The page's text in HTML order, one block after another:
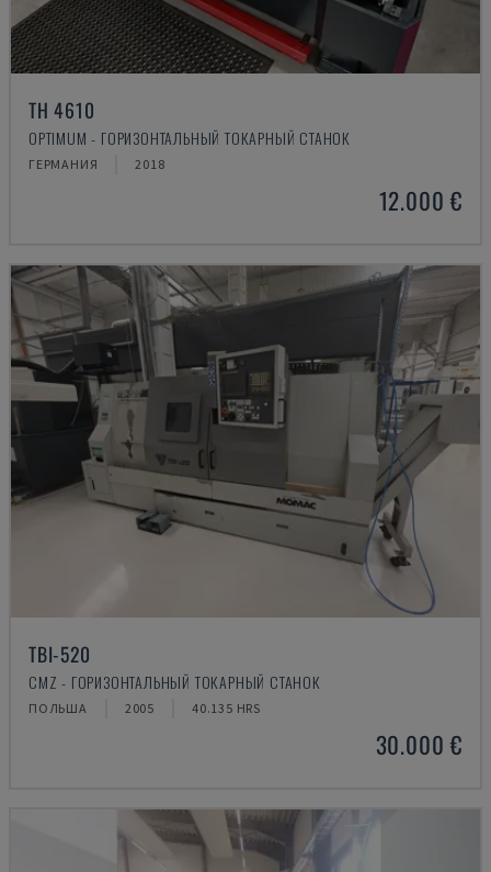
TH 4610
OPTIMUM - ГОРИЗОНТАЛЬНЫЙ ТОКАРНЫЙ СТАНОК
ГЕРМАНИЯ 2018
12.000 €
TBI-520
CMZ - ГОРИЗОНТАЛЬНЫЙ ТОКАРНЫЙ СТАНОК
ПОЛЬША 2005 40.135 HRS
30.000 €